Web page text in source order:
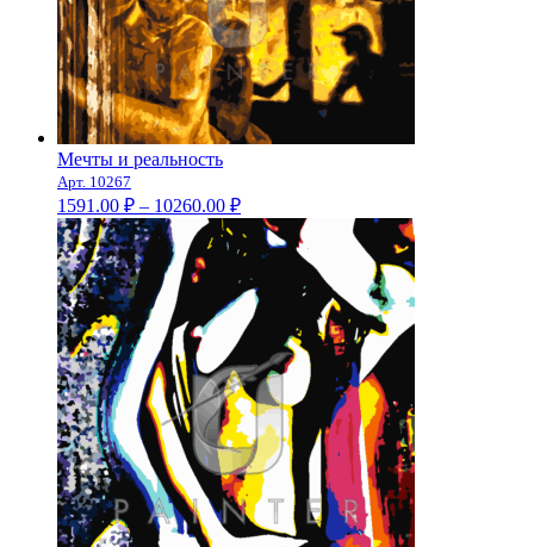
Мечты и реальность
Арт. 10267
1591.00 ₽ – 10260.00 ₽Диапазон
цен:
1591.00 ₽
10260.00 ₽